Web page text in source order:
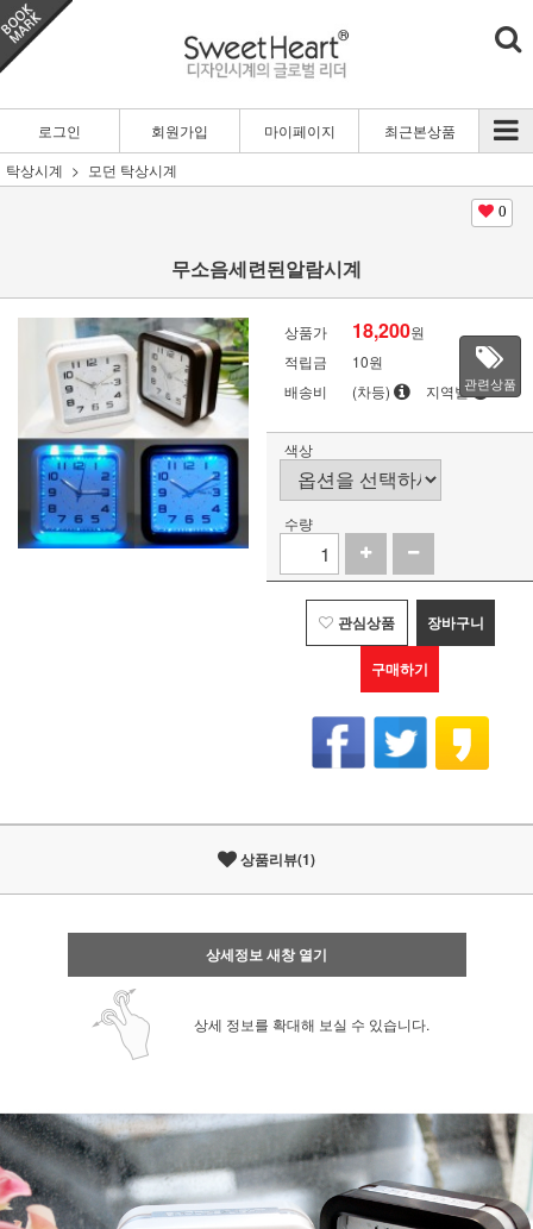
로그인 회원가입 마이페이지
최근본상품
탁상시계
모던 탁상시계
0
무소음세련된알람시계
상품가 18,200원
적립금
10원
배송비
(차등) 지역별관련상품
색상
수량
관심상품 장바구니
구매하기
상품리뷰(1)
상세정보 새창 열기
상세 정보를 확대해 보실 수 있습니다.